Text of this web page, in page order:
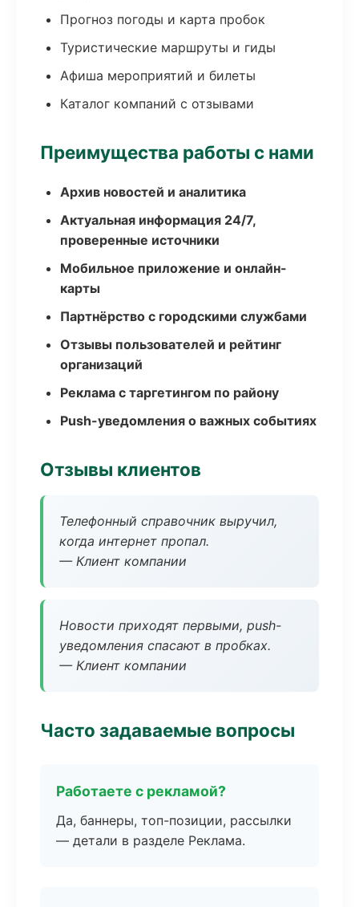
Прогноз погоды и карта пробок
Туристические маршруты и гиды
Афиша мероприятий и билеты
Каталог компаний с отзывами
Преимущества работы с нами
Архив новостей и аналитика
Актуальная информация 24/7,
проверенные источники
Мобильное приложение и онлайн-
карты
Партнёрство с городскими службами
Отзывы пользователей и рейтинг
организаций
Реклама с таргетингом по району
Push-уведомления о важных событиях
Отзывы клиентов
Телефонный справочник выручил,
когда интернет пропал.
— Клиент компании
Новости приходят первыми, push-
уведомления спасают в пробках.
— Клиент компании
Часто задаваемые вопросы
Работаете с рекламой?
Да, баннеры, топ-позиции, рассылки
— детали в разделе Реклама.